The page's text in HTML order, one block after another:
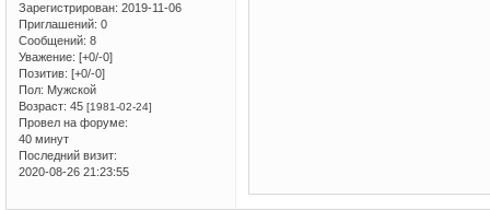
Зарегистрирован: 2019-11-06
Приглашений: 0
Сообщений: 8
Уважение: [+0/-0]
Позитив: [+0/-0]
Пол: Мужской
Возраст: 45 [1981-02-24]
Провел на форуме:
40 минут
Последний визит:
2020-08-26 21:23:55